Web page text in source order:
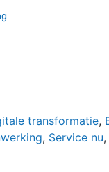
transformatie,
, Service nu,